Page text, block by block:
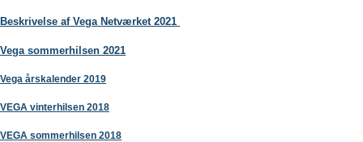
Beskrivelse af Vega Netværket 2021
Vega sommerhilsen 2021
Vega årskalender 2019
VEGA vinterhilsen 2018
VEGA sommerhilsen 2018